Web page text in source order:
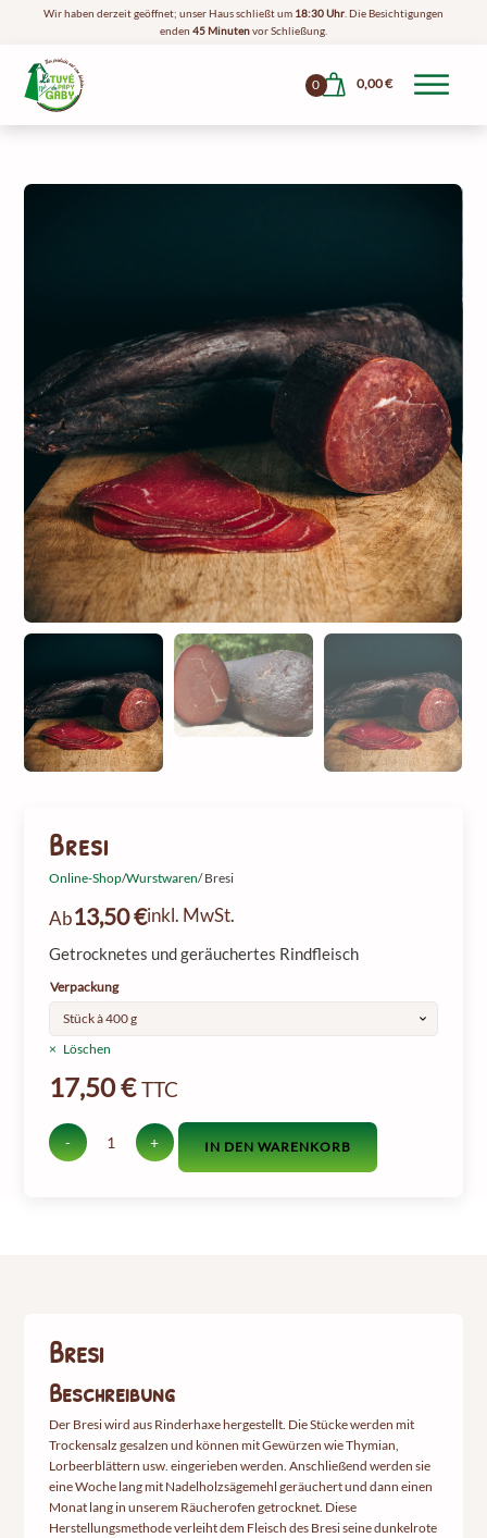
Wir haben derzeit geöffnet; unser Haus schließt um 18:30 Uhr. Die Besichtigungen
enden 45 Minutenvor Schließung.
0,00€
0
Bresi
Online-Shop/Wurstwaren/ Bresi
Ab13,50€inkl. MwSt.
Getrocknetes und geräuchertes Rindfleisch
Verpackung
Löschen
17,50€ TTC
-
Bresi-
+ IN DEN WARENKORB
Bresi
Beschreibung
Der Bresi wird aus Rinderhaxe hergestellt. Die Stücke werden mit
Trockensalz gesalzen und können mit Gewürzen wie Thymian,
Lorbeerblättern usw. eingerieben werden. Anschließend werden sie
eine Woche lang mit Nadelholzsägemehl geräuchert und dann einen
Monat lang in unserem Räucherofen getrocknet. Diese
Herstellungsmethode verleiht dem Fleisch des Bresi seine dunkelrote